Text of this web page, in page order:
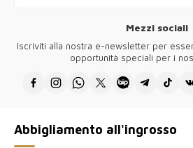
Mezzi sociali
Iscriviti alla nostra e-newsletter per
opportunità speciali per i
Abbigliamento all'ingrosso